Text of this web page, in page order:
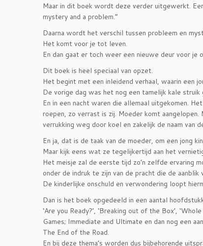
Maar in dit boek wordt deze verder uitgewerkt.
mystery and a problem.”
Daarna wordt het verschil tussen probleem en
Het komt voor je tot leven.
En dan gaat er toch weer een nieuwe deur voor je
Dit boek is heel speciaal van opzet.
Het begint met een inleidend verhaal, waarin een
De vorige dag was het nog een tamelijk kale
En in een nacht waren die allemaal uitgekomen.
roepen, zo verrast is zij. Moeder komt
verrukking weg door koel en zakelijk de naam van
En ja, dat is de taak van de moeder, om een jong
Maar kijk eens wat ze tegelijkertijd aan het
Het meisje zal de eerste tijd zo’n zelfde ervaring
onder de indruk te zijn van de pracht die de
De kinderlijke onschuld en verwondering loopt
Dan is het boek opgedeeld in een aantal
‘Are you Ready?’, ‘Breaking out of the Box’,
Games; Immediate and Ultimate en dan nog een
The End of the Road.
En bij deze thema’s worden dus bijbehorende